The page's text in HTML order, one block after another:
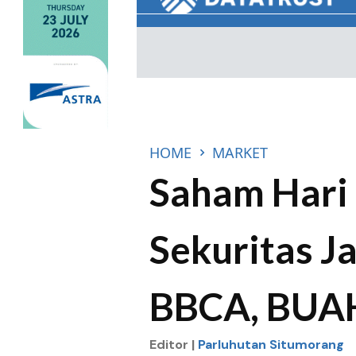
HOME MARKET
Saham
Sekuritas
BBCA,
Editor | Parluhutan Situmorang